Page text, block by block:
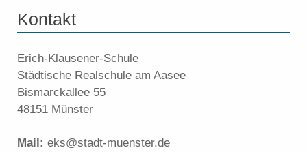
Kontakt
Erich-Klausener-Schule
Städtische Realschule am Aasee
Bismarckallee 55
48151 Münster
Mail: eks@stadt-muenster.de